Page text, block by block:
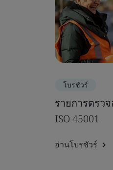
โบรชัวร์
รายการตรว
ISO 45001
อ่านโบรชัวร์